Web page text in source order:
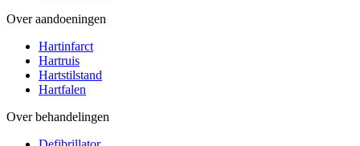
Over aandoeningen
Hartinfarct
Hartruis
Hartstilstand
Hartfalen
Over behandelingen